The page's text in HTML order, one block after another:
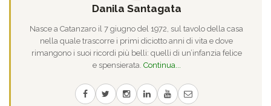
Danila Santagata
Nasce a Catanzaro il 7 giugno del 1972, sul tavolo della casa
nella quale trascorre i primi diciotto anni di vita e dove
rimangono i suoi ricordi più belli: quelli di un’infanzia felice
e spensierata. Continua...